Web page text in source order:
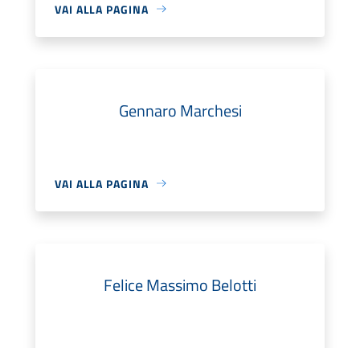
VAI ALLA PAGINA
Gennaro Marchesi
VAI ALLA PAGINA
Felice Massimo Belotti